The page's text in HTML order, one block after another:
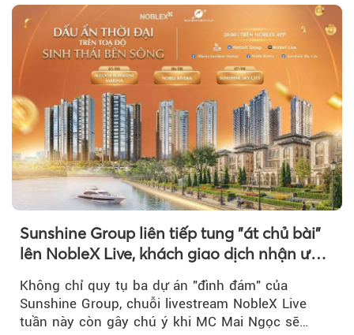
Sunshine Group liên tiếp tung "át chủ bài"
lên NobleX Live, khách giao dịch nhận ưu
Không chỉ quy tụ ba dự án "đình đám" của
Sunshine Group, chuỗi livestream NobleX Live
tuần này còn gây chú ý khi MC Mai Ngọc sẽ